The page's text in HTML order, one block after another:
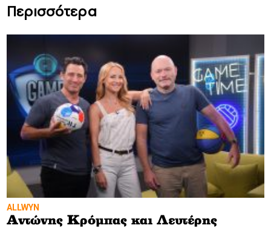
Περισσότερα
ALLWYN
Αντώνης Κρόμπας και Λευτέρης